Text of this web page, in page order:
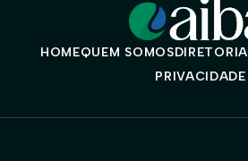
HOMEQUEM SOMOSDIRETORIA
PRIVACIDADE